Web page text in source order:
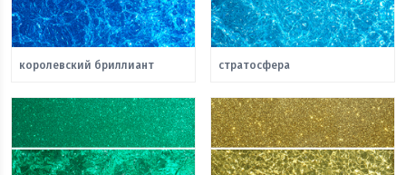
королевский бриллиант стратосфера